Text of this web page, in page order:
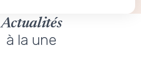
Actualités
à la une